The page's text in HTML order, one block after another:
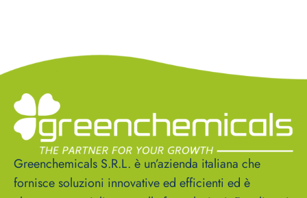
Greenchemicals S.R.L. è un’azienda italiana che
fornisce soluzioni innovative ed efficienti ed è